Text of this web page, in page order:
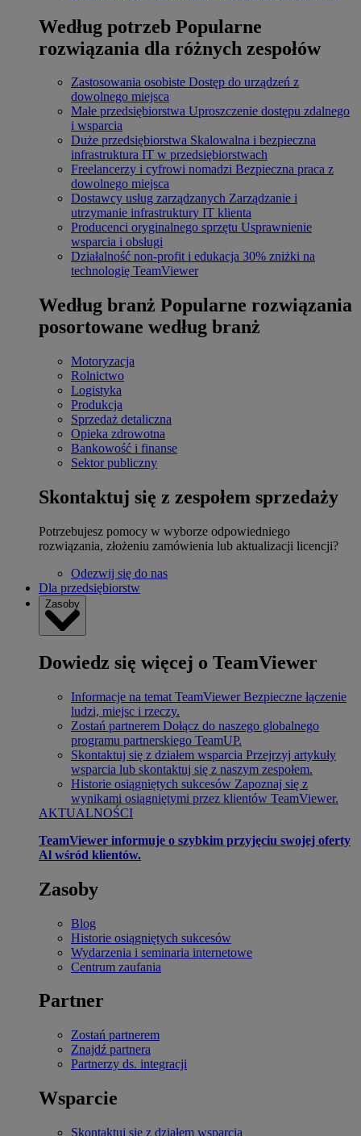
Według potrzeb Popularne
rozwiązania dla różnych zespołów
Zastosowania osobiste Dostęp do urządzeń z
dowolnego miejsca
Małe przedsiębiorstwa Uproszczenie dostępu zdalnego
i wsparcia
Duże przedsiębiorstwa Skalowalna i bezpieczna
infrastruktura IT w przedsiębiorstwach
Freelancerzy i cyfrowi nomadzi Bezpieczna praca z
dowolnego miejsca
Dostawcy usług zarządzanych Zarządzanie i
utrzymanie infrastruktury IT klienta
Producenci oryginalnego sprzętu Usprawnienie
wsparcia i obsługi
Działalność non-profit i edukacja 30% zniżki na
technologię TeamViewer
Według branż Popularne rozwiązania
posortowane według branż
Motoryzacja
Rolnictwo
Logistyka
Produkcja
Sprzedaż detaliczna
Opieka zdrowotna
Bankowość i finanse
Sektor publiczny
Skontaktuj się z zespołem sprzedaży
Potrzebujesz pomocy w wyborze odpowiedniego
rozwiązania, złożeniu zamówienia lub aktualizacji licencji?
Odezwij się do nas
Dla przedsiębiorstw
Zasoby
Dowiedz się więcej o TeamViewer
Informacje na temat TeamViewer Bezpieczne łączenie
ludzi, miejsc i rzeczy.
Zostań partnerem Dołącz do naszego globalnego
programu partnerskiego TeamUP.
Skontaktuj się z działem wsparcia Przejrzyj artykuły
wsparcia lub skontaktuj się z naszym zespołem.
Historie osiągniętych sukcesów Zapoznaj się z
wynikami osiągniętymi przez klientów TeamViewer.
AKTUALNOŚCI
TeamViewer informuje o szybkim przyjęciu swojej oferty
Al wśród klientów.
Zasoby
Blog
Historie osiągniętych sukcesów
Wydarzenia i seminaria internetowe
Centrum zaufania
Partner
Zostań partnerem
Znajdź partnera
Partnerzy ds. integracji
Wsparcie
Skontaktuj się z działem wsparcia